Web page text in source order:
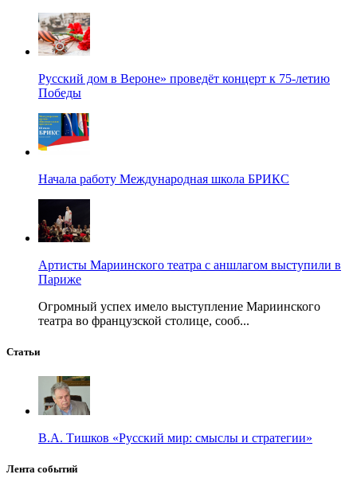
Русский дом в Вероне» проведёт концерт к 75-летию
Победы
Начала работу Международная школа БРИКС
Артисты Мариинского театра с аншлагом выступили в
Париже
Огромный успех имело выступление Мариинского
театра во французской столице, сооб...
Статьи
В.А. Тишков «Русский мир: смыслы и стратегии»
Лента событий